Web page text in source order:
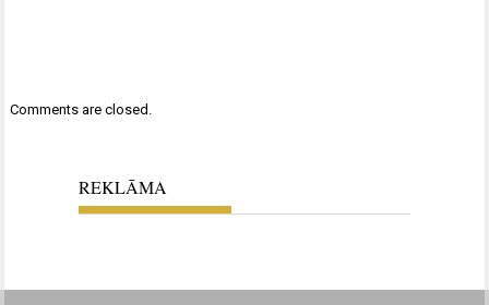
Comments are closed.
REKLĀMA